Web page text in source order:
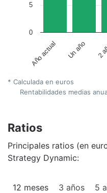
Año actual Un año 2
0
5
* Calculada en euros
Rentabilidades medias
Ratios
Principales ratios (en
Strategy Dynamic:
12 meses 3 años 5